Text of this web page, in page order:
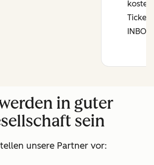
in guter
sein
unsere Partner vor: